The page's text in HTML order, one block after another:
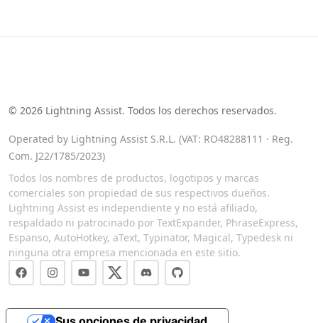
© 2026 Lightning Assist. Todos los derechos reservados.
Operated by Lightning Assist S.R.L. (VAT: RO48288111 · Reg.
Com. J22/1785/2023)
Todos los nombres de productos, logotipos y marcas
comerciales son propiedad de sus respectivos dueños.
Lightning Assist es independiente y no está afiliado,
respaldado ni patrocinado por TextExpander, PhraseExpress,
Espanso, AutoHotkey, aText, Typinator, Magical, Typedesk ni
ninguna otra empresa mencionada en este sitio.